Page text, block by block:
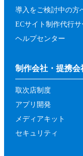
導入をご検討中の方
ECサイト制作代行サ
ヘルプセンター
制作会社・提携会
取次店制度
アプリ開発
メディアキット
セキュリティ